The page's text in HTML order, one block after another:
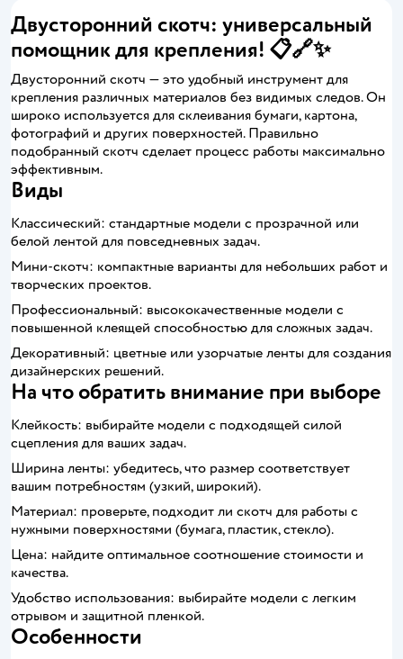
Двусторонний скотч: универсальный
помощник для крепления! 📋🔗✨
Двусторонний скотч — это удобный инструмент для
крепления различных материалов без видимых следов. Он
широко используется для склеивания бумаги, картона,
фотографий и других поверхностей. Правильно
подобранный скотч сделает процесс работы максимально
эффективным.
Виды
Классический: стандартные модели с прозрачной или
белой лентой для повседневных задач.
Мини-скотч: компактные варианты для небольших работ и
творческих проектов.
Профессиональный: высококачественные модели с
повышенной клеящей способностью для сложных задач.
Декоративный: цветные или узорчатые ленты для создания
дизайнерских решений.
На что обратить внимание при выборе
Клейкость: выбирайте модели с подходящей силой
сцепления для ваших задач.
Ширина ленты: убедитесь, что размер соответствует
вашим потребностям (узкий, широкий).
Материал: проверьте, подходит ли скотч для работы с
нужными поверхностями (бумага, пластик, стекло).
Цена: найдите оптимальное соотношение стоимости и
качества.
Удобство использования: выбирайте модели с легким
отрывом и защитной пленкой.
Особенности